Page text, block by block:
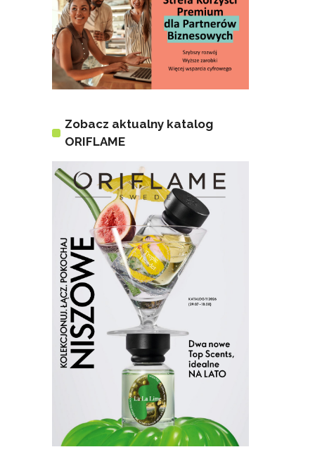
Zobacz aktualny katalog
ORIFLAME